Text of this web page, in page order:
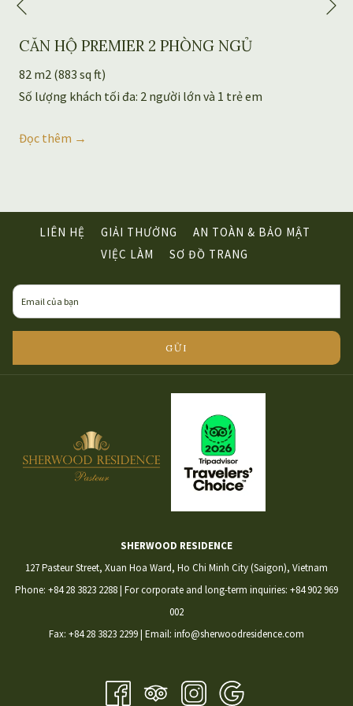
Previous
CĂN HỘ PREMIER 2 PHÒNG NGỦ
82 m2 (883 sq ft)
Số lượng khách tối đa: 2 người lớn và 1 trẻ em
Đọc thêm
LIÊN HỆ GIẢI THƯỞNG
AN TOÀN & BẢO MẬT
VIỆC LÀM OPENS
NEW
TAB
SƠ ĐỒ TRANG
GỬI
SHERWOOD RESIDENCE
127 Pasteur Street, Xuan Hoa Ward, Ho Chi Minh City (Saigon), Vietnam
Phone: +84 28 3823 2288| For corporate and long-term inquiries: +84 902 969
002
​Fax: +84 28 3823 2299 | Email: info@sherwoodresidence.com